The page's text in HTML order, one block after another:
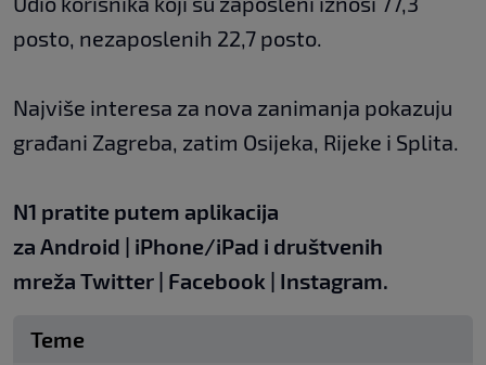
posto, nezaposlenih 22,7 posto.
Najviše interesa za nova zanimanja pokazuju
građani Zagreba, zatim Osijeka, Rijeke i Splita.
N1 pratite putem aplikacija
za Android iPhone/iPad i društvenih
mreža Twitter Facebook Instagram.
Teme